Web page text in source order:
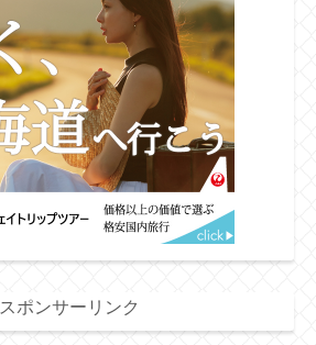
スポンサーリンク